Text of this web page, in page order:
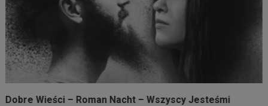
Dobre Wieści – Roman Nacht – Wszyscy Jesteśmi